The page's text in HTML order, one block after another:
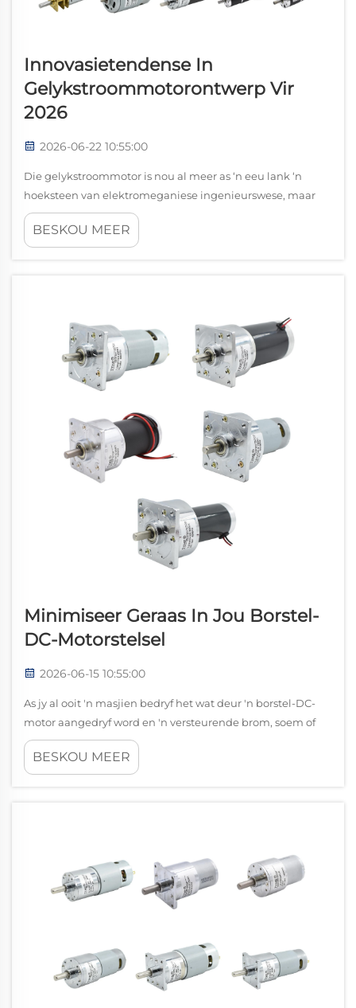
Innovasietendense In
Gelykstroommotorontwerp Vir
2026
2026-06-22 10:55:00
Die gelykstroommotor is nou al meer as ‘n eeu lank ‘n
hoeksteen van elektromeganiese ingenieurswese, maar
die tempo van innovasie wat in 2026 instoom, is dalk die
mees dramatiese wat die bedryf nog ooit gesien het. Gedryf
BESKOU MEER
Minimiseer Geraas In Jou Borstel-
DC-Motorstelsel
2026-06-15 10:55:00
As jy al ooit 'n masjien bedryf het wat deur 'n borstel-DC-
motor aangedryf word en 'n versteurende brom, soem of
elektriese steuring opgemerk het, verstaan jy reeds
hoekom geraasvermindering een van die belangrikste
BESKOU MEER